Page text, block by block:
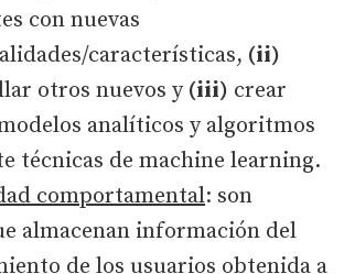
con nuevas
características, (ii)
otros nuevos y (iii) crear
analíticos y algoritmos
técnicas de machine learning.
comportamental: son
almacenan información del
de los usuarios obtenida a